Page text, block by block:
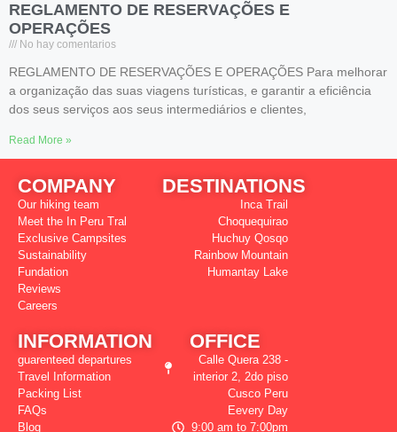
REGLAMENTO DE RESERVAÇÕES E
OPERAÇÕES
No hay comentarios
REGLAMENTO DE RESERVAÇÕES E OPERAÇÕES Para melhorar
a organização das suas viagens turísticas, e garantir a eficiência
dos seus serviços aos seus intermediários e clientes,
Read More »
COMPANY
Our hiking team
Meet the In Peru Tral
Exclusive Campsites
Sustainability
Fundation
Reviews
Careers
DESTINATIONS
Inca Trail
Choquequirao
Huchuy Qosqo
Rainbow Mountain
Humantay Lake
INFORMATION
guarenteed departures
Travel Information
Packing List
FAQs
Blog
OFFICE
Calle Quera 238 -
interior 2, 2do piso
Cusco Peru
Eevery Day
9:00 am to 7:00pm